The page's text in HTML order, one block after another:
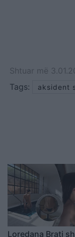
Shtuar më
Tags:
aksident
Loredana Brati